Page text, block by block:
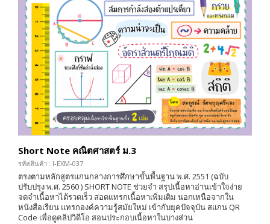
Short Note คณิตศาสตร์ ม.3
รหัสสินค้า : I-EXM-037
ตรงตามหลักสูตรแกนกลางการศึกษาขั้นพื้นฐาน พ.ศ. 2551 (ฉบับ
ปรับปรุง พ.ศ. 2560 ) SHORT NOTE ช่วยจำ สรุปเนื้อหาอ่านเข้าใจง่าย
จดจำเนื้อหาได้รวดเร็ว สอดแทรกเนื้อหาเพิ่มเติม นอกเหนือจากใน
หนังสือเรียน แทรกองค์ความรู้สมัยใหม่ เข้ากับยุคปัจจุบัน สแกน QR
Code เพื่อดูคลิปวิดีโอ สอนประกอบเนื้อหาในบางส่วน